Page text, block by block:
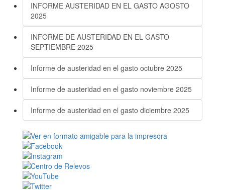
INFORME AUSTERIDAD EN EL GASTO AGOSTO
2025
INFORME DE AUSTERIDAD EN EL GASTO
SEPTIEMBRE 2025
Informe de austeridad en el gasto octubre 2025
Informe de austeridad en el gasto noviembre 2025
Informe de austeridad en el gasto diciembre 2025